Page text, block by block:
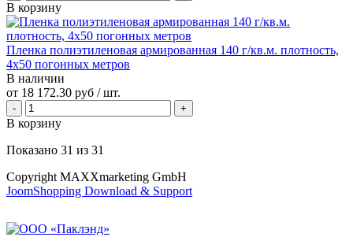
В корзину
Пленка полиэтиленовая армированная 140 г/кв.м. плотность,
4х50 погонных метров
В наличии
от 18 172.30 руб / шт.
В корзину
Показано 31 из 31
Copyright MAXXmarketing GmbH
JoomShopping Download & Support